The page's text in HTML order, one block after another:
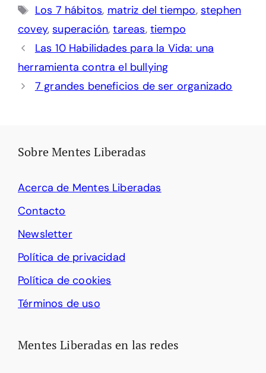
Etiquetas
Los 7 hábitos, matriz del tiempo, stephen
covey,superación,tareas, tiempo
Las 10 Habilidades para la Vida: una
herramienta contra el bullying
7 grandes beneficios de ser organizado
Sobre Mentes Liberadas
Acerca de Mentes Liberadas
Contacto
Newsletter
Política de privacidad
Política de cookies
Términos de uso
Mentes Liberadas en las redes